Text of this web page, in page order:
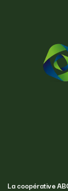
La coopérative